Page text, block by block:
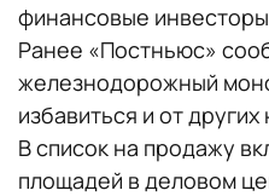
финансовые
Ранее «Постньюс»
железнодорожный
избавиться и от
В список на продажу
площадей в деловом